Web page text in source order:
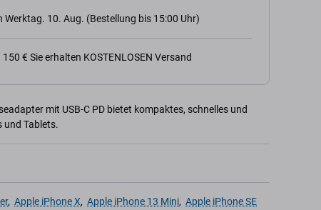
Werktag. 10. Aug. (Bestellung bis 15:00 Uhr)
€ Sie erhalten KOSTENLOSEN Versand
mit USB-C PD bietet kompaktes, schnelles und
und Tablets.
, Apple iPhone X, Apple iPhone 13 Mini, Apple iPhone SE